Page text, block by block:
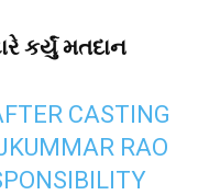
કર્યું મતદાન
CASTING
RAO